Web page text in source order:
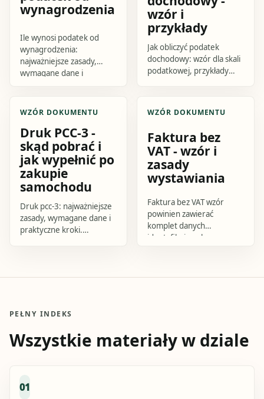
wynagrodzenia
Ile wynosi podatek od
wynagrodzenia:
najważniejsze zasady,
wymagane dane i
się do działania i czego
wzór i
przykłady
Jak obliczyć podatek
dochodowy: wzór dla skali
podatkowej, przykłady
podatek oraz praktyczny
kalkulator.
WZÓR DOKUMENTU
Druk PCC-3 -
skąd pobrać i
jak wypełnić po
zakupie
samochodu
Druk pcc-3: najważniejsze
zasady, wymagane dane i
praktyczne kroki.
WZÓR DOKUMENTU
Faktura bez
VAT - wzór i
zasady
wystawiania
Faktura bez VAT wzór
powinien zawierać
komplet danych
identyfikujących
PEŁNY INDEKS
Wszystkie materiały w dziale
01